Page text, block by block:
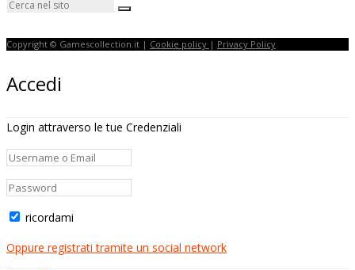
Copyright © Gamescollection.it | Cookie policy | Privacy Policy
Accedi
Login attraverso le tue Credenziali
ricordami
Oppure registrati tramite un social network